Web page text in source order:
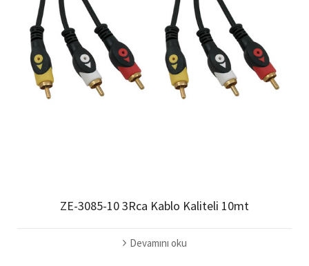
ZE-3085-10 3Rca Kablo Kaliteli 10mt
Devamını oku